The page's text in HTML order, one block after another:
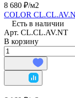
8 680 ₽/м2
COLOR
Есть в наличии
Арт. CL.CL.AV.NT
В корзину